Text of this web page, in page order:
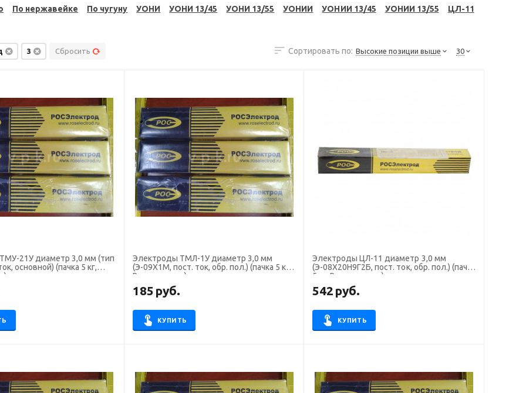
По нержавейке По чугуну УОНИ УОНИ 13/45 УОНИ 13/55 УОНИИ УОНИИ 13/45 УОНИИ 13/55
ЦЛ-11
3 Сбросить Сортировать по: Высокие позиции выше 30
диаметр 3,0 мм (тип
основной) (пачка 5 кг,
Электроды ТМЛ-1У диаметр 3,0 мм
(Э-09Х1М, пост. ток, обр. пол.) (пачка 5 кг,
Росэлектрод)
185 руб.
КУПИТЬ
Электроды ЦЛ-11 диаметр 3,0 мм
(Э-08Х20Н9Г2Б, пост. ток, обр. пол.) (пачка
5 кг, Росэлектрод)
542 руб.
КУПИТЬ